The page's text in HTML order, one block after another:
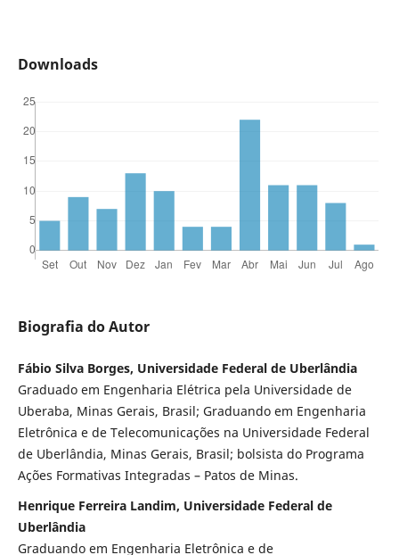
Downloads
Biografia do Autor
Fábio Silva Borges, Universidade Federal de Uberlândia
Graduado em Engenharia Elétrica pela Universidade de
Uberaba, Minas Gerais, Brasil; Graduando em Engenharia
Eletrônica e de Telecomunicações na Universidade Federal
de Uberlândia, Minas Gerais, Brasil; bolsista do Programa
Ações Formativas Integradas – Patos de Minas.
Henrique Ferreira Landim, Universidade Federal de
Uberlândia
Graduando em Engenharia Eletrônica e de